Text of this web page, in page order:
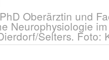
Oberärztin und
Neurophysiologie
Selters. Foto: